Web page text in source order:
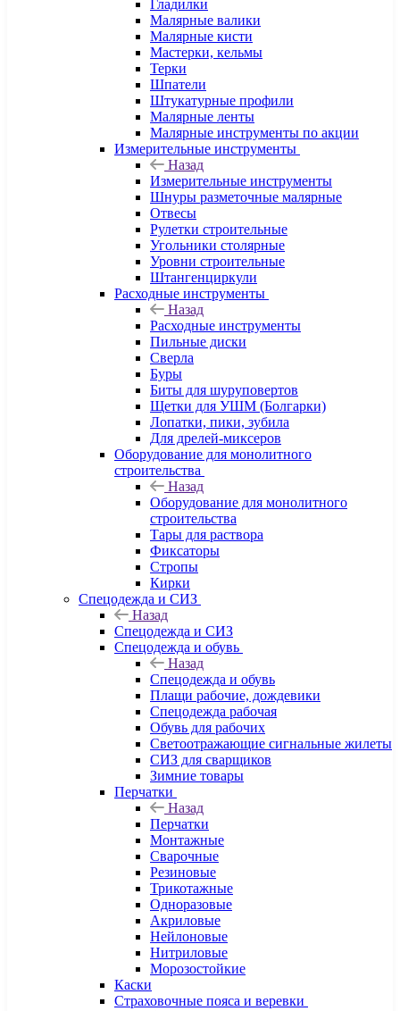
Гладилки
Малярные валики
Малярные кисти
Мастерки, кельмы
Терки
Шпатели
Штукатурные профили
Малярные ленты
Малярные инструменты по акции
Измерительные инструменты
Назад
Измерительные инструменты
Шнуры разметочные малярные
Отвесы
Рулетки строительные
Угольники столярные
Уровни строительные
Штангенциркули
Расходные инструменты
Назад
Расходные инструменты
Пильные диски
Сверла
Буры
Биты для шуруповертов
Щетки для УШМ (Болгарки)
Лопатки, пики, зубила
Для дрелей-миксеров
Оборудование для монолитного
строительства
Назад
Оборудование для монолитного
строительства
Тары для раствора
Фиксаторы
Стропы
Кирки
Спецодежда и СИЗ
Назад
Спецодежда и СИЗ
Спецодежда и обувь
Назад
Спецодежда и обувь
Плащи рабочие, дождевики
Спецодежда рабочая
Обувь для рабочих
Светоотражающие сигнальные жилеты
СИЗ для сварщиков
Зимние товары
Перчатки
Назад
Перчатки
Монтажные
Сварочные
Резиновые
Трикотажные
Одноразовые
Акриловые
Нейлоновые
Нитриловые
Морозостойкие
Каски
Страховочные пояса и веревки